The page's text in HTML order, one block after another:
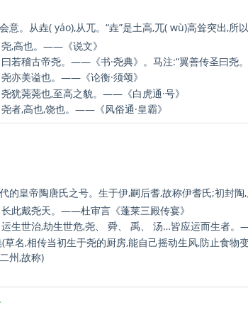
意。从垚( yáo),从兀。“垚”是土高,兀( wù)高耸突出,所
尧,高也。——《说文》
曰若稽古帝尧。——《书·尧典》。马注:“翼善传圣曰尧
尧亦美谥也。——《论衡·须颂》
尧犹荛荛也,至高之貌。——《白虎通·号》
尧者,高也,饶也。——《风俗通·皇霸》
的皇帝陶唐氏之号。生于伊,嗣后耆,故称伊耆氏;初封陶
长此戴尧天。——杜审言《蓬莱三殿传宴》
运生世治,劫生世危,尧、 舜、 禹、 汤…皆应运而生者。
(草名,相传当初生于尧的厨房,能自己摇动生风,防止食
州,故称)